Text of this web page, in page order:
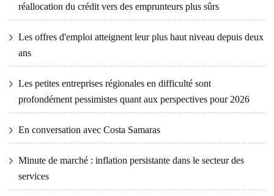
réallocation du crédit vers des emprunteurs plus sûrs
Les offres d'emploi atteignent leur plus haut niveau depuis deux
ans
Les petites entreprises régionales en difficulté sont
profondément pessimistes quant aux perspectives pour 2026
En conversation avec Costa Samaras
Minute de marché : inflation persistante dans le secteur des
services